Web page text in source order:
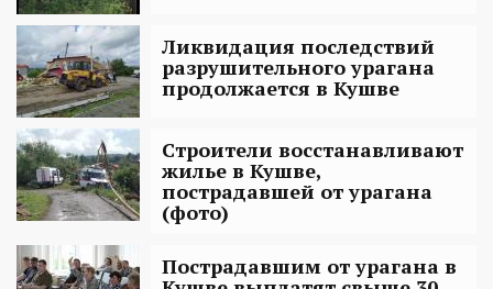
Ликвидация последствий
разрушительного урагана
продолжается в Кушве
Строители восстанавливают
жилье в Кушве,
пострадавшей от урагана
(фото)
Пострадавшим от урагана в